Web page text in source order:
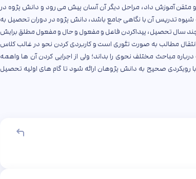
آموزش داد، مراحل دیگر آن آسان پیش می رود و دانش پژوه در
تدریس آن با نگاهی جامع باشد، دانش پژوه در دوران تحصیل به
چند سال تحصیل، پیداکردن فاعل و مفعول و حال و مفعول مطلق برایش
مطالب به صورت تئوری است و کاربردی کردن نحو در غالب کلاس
مباحث مختلف نحوی را بداند؛ ولی از اجرایی کردن آن ها واهمه
صحیح به دانش پژوهان ارائه شود تا گام های اولیه تحصیل